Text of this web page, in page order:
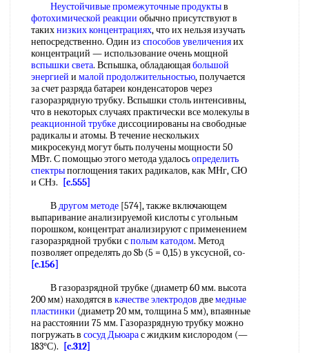
Неустойчивые промежуточные продуктыв
фотохимической реакции обычно присутствуют в
такихнизких концентрациях, что их нельзя изучать
непосредственно. Один из способов увеличенияих
концентраций — использование очень мощной
вспышки света. Вспышка, обладающаябольшой
энергией и малой продолжительностью, получается
за счет разряда батареи конденсаторов через
газоразрядную трубку. Вспышки столь интенсивны,
что в некоторых случаях практически все молекулы в
реакционной трубкедиссоциированы на свободные
радикалы и атомы. В течение нескольких
микросекунд могут быть получены мощности 50
МВт. С помощью этого метода удалосьопределить
спектрыпоглощения таких радикалов, как МНг, СЮ
и СНз.
[c.555]
Вдругом методе [574], также включающем
выпаривание анализируемой кислоты с угольным
порошком, концентрат анализируют с применением
газоразрядной трубки сполым катодом. Метод
позволяет определять до Sb (5 = 0,15) в уксусной, со-
[c.156]
В газоразрядной трубке (диаметр 60 мм. высота
200 мм) находятся в качестве электродов двемедные
пластинки (диаметр 20 мм, толщина 5 мм), впаянные
на расстоянии 75 мм. Газоразрядную трубку можно
погружать в сосуд Дьюарас жидким кислородом (—
183°С).
[c.312]